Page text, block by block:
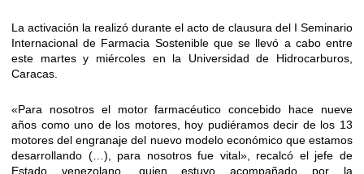
La activación la realizó durante el acto de clausura del I Seminario
Internacional de Farmacia Sostenible que se llevó a cabo entre
este martes y miércoles en la Universidad de Hidrocarburos,
Caracas.
«Para nosotros el motor farmacéutico concebido hace nueve
años como uno de los motores, hoy pudiéramos decir de los 13
motores del engranaje del nuevo modelo económico que estamos
desarrollando (…), para nosotros fue vital», recalcó el jefe de
Estado venezolano, quien estuvo acompañado por la